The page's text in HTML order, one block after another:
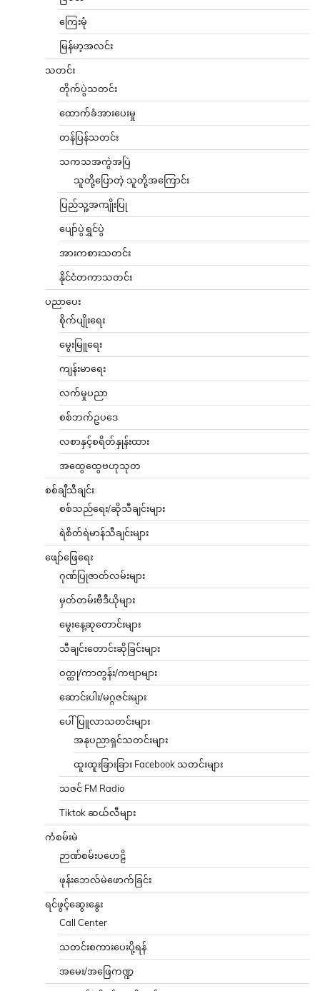
ကြေးမုံ
မြန်မာ့အလင်း
သတင်း
တိုက်ပွဲသတင်း
ထောက်ခံအားပေးမှု
တန်ပြန်သတင်း
သကသအကွဲအပြဲ
သူတို့ပြောတဲ့ သူတို့အကြောင်း
ပြည်သူ့အကျိုးပြု
ပျော်ပွဲရွှင်ပွဲ
အားကစားသတင်း
နိုင်ငံတကာသတင်း
ပညာပေး
စိုက်ပျိုးရေး
မွေးမြူရေး
ကျန်းမာရေး
လက်မှုပညာ
စစ်ဘက်ဥပဒေ
လစာနှင့်စရိတ်နှုန်းထား
အထွေထွေဗဟုသုတ
စစ်ချီသီချင်း
စစ်သည်ရေး/ဆိုသီချင်းများ
ရဲစိတ်ရဲမာန်သီချင်းများ
ဖျော်ဖြေရေး
ဂုဏ်ပြုဇာတ်လမ်းများ
မှတ်တမ်းဗီဒီယိုများ
မွေးနေ့ဆုတောင်းများ
သီချင်းတောင်းဆိုခြင်းများ
ဝတ္ထု/ကာတွန်း/ကဗျာများ
ဆောင်းပါး/မဂ္ဂဇင်းများ
ပေါ်ပြူလာသတင်းများ
အနုပညာရှင်သတင်းများ
ထူးထူးခြားခြား Facebook သတင်းများ
သဇင် FM Radio
Tiktok ဆယ်လီများ
ကံစမ်းမဲ
ဉာဏ်စမ်းပဟေဠိ
ဖုန်းဘေလ်မဲဖောက်ခြင်း
ရင်ဖွင့်ဆွေးနွေး
Call Center
သတင်းစကားပေးပို့ရန်
အမေး/အဖြေကဏ္ဍ